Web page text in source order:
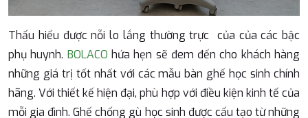
Thấu hiểu được nỗi lo lắng thường trực của của các bậc
phụ huynh. BOLACO hứa hẹn sẽ đem đến cho khách hàng
những giá trị tốt nhất với các mẫu bàn ghế học sinh chính
hãng. Với thiết kế hiện đại, phù hợp với điều kiện kinh tế của
mỗi gia đình. Ghế chống gù học sinh được cấu tạo từ những